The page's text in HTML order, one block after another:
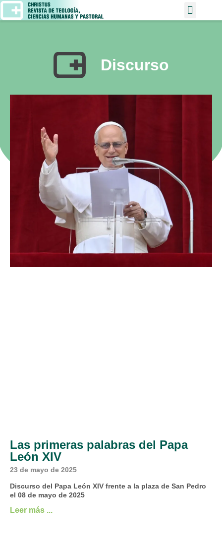
Discurso
Las primeras palabras del Papa
León XIV
23 de mayo de 2025
Discurso del Papa León XIV frente a la plaza de San Pedro
el 08 de mayo de 2025
Leer más ...